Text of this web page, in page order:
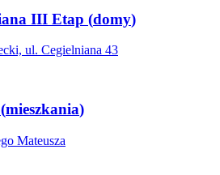
III Etap (domy)
ul. Cegielniana 43
(mieszkania)
Mateusza